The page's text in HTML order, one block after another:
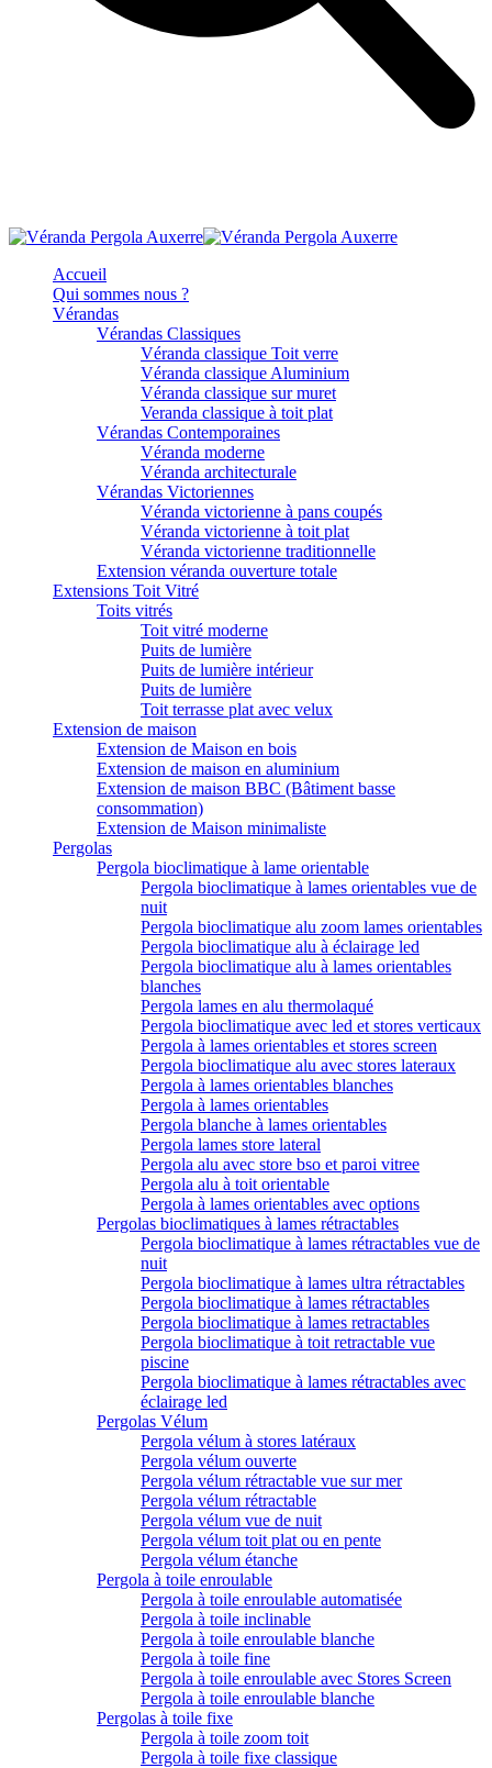
Accueil
Qui sommes nous ?
Vérandas
Vérandas Classiques
Véranda classique Toit verre
Véranda classique Aluminium
Véranda classique sur muret
Veranda classique à toit plat
Vérandas Contemporaines
Véranda moderne
Véranda architecturale
Vérandas Victoriennes
Véranda victorienne à pans coupés
Véranda victorienne à toit plat
Véranda victorienne traditionnelle
Extension véranda ouverture totale
Extensions Toit Vitré
Toits vitrés
Toit vitré moderne
Puits de lumière
Puits de lumière intérieur
Puits de lumière
Toit terrasse plat avec velux
Extension de maison
Extension de Maison en bois
Extension de maison en aluminium
Extension de maison BBC (Bâtiment basse
consommation)
Extension de Maison minimaliste
Pergolas
Pergola bioclimatique à lame orientable
Pergola bioclimatique à lames orientables vue de
nuit
Pergola bioclimatique alu zoom lames orientables
Pergola bioclimatique alu à éclairage led
Pergola bioclimatique alu à lames orientables
blanches
Pergola lames en alu thermolaqué
Pergola bioclimatique avec led et stores verticaux
Pergola à lames orientables et stores screen
Pergola bioclimatique alu avec stores lateraux
Pergola à lames orientables blanches
Pergola à lames orientables
Pergola blanche à lames orientables
Pergola lames store lateral
Pergola alu avec store bso et paroi vitree
Pergola alu à toit orientable
Pergola à lames orientables avec options
Pergolas bioclimatiques à lames rétractables
Pergola bioclimatique à lames rétractables vue de
nuit
Pergola bioclimatique à lames ultra rétractables
Pergola bioclimatique à lames rétractables
Pergola bioclimatique à lames retractables
Pergola bioclimatique à toit retractable vue
piscine
Pergola bioclimatique à lames rétractables avec
éclairage led
Pergolas Vélum
Pergola vélum à stores latéraux
Pergola vélum ouverte
Pergola vélum rétractable vue sur mer
Pergola vélum rétractable
Pergola vélum vue de nuit
Pergola vélum toit plat ou en pente
Pergola vélum étanche
Pergola à toile enroulable
Pergola à toile enroulable automatisée
Pergola à toile inclinable
Pergola à toile enroulable blanche
Pergola à toile fine
Pergola à toile enroulable avec Stores Screen
Pergola à toile enroulable blanche
Pergolas à toile fixe
Pergola à toile zoom toit
Pergola à toile fixe classique